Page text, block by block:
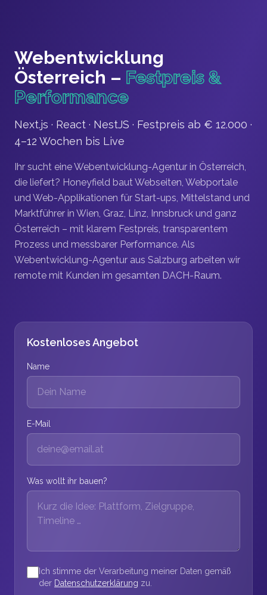
Webentwicklung
Österreich – Festpreis &
Performance
Next.js · React · NestJS · Festpreis ab € 12.000 ·
4–12 Wochen bis Live
Ihr sucht eine Webentwicklung-Agentur in Österreich,
die liefert? Honeyfield baut Webseiten, Webportale
und Web-Applikationen für Start-ups, Mittelstand und
Marktführer in Wien, Graz, Linz, Innsbruck und ganz
Österreich – mit klarem Festpreis, transparentem
Prozess und messbarer Performance. Als
Webentwicklung-Agentur aus Salzburg arbeiten wir
remote mit Kunden im gesamten DACH-Raum.
Kostenloses Angebot
Name
E-Mail
Was wollt ihr bauen?
Ich stimme der Verarbeitung meiner Daten gemäß
der Datenschutzerklärung (öffnet in neuem Tab)
zu.